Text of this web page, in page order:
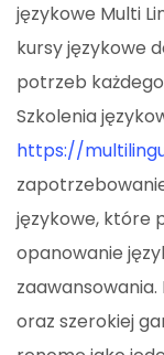
językowe Multi
kursy językowe
potrzeb
Szkolenia
https://
językowe, które
opanowanie
oraz szerokiej